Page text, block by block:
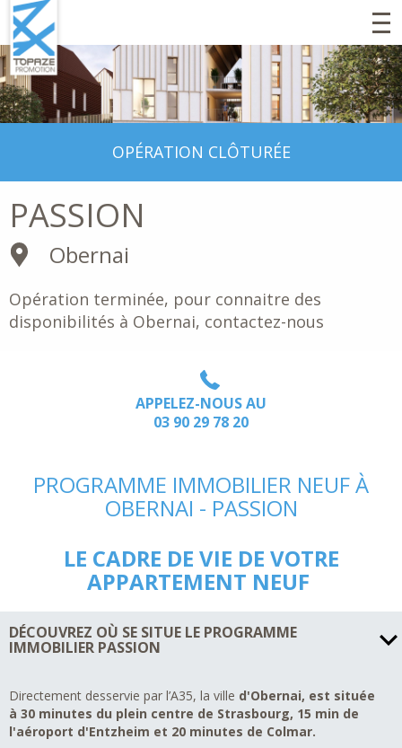
Aller
au
contenu
principal
OPÉRATION CLÔTURÉE
PASSION
Obernai
Opération terminée, pour connaitre des
disponibilités à Obernai, contactez-nous
APPELEZ-NOUS AU
03 90 29 78 20
PROGRAMME IMMOBILIER NEUF À
OBERNAI - PASSION
LE CADRE DE VIE DE VOTRE
APPARTEMENT NEUF
DÉCOUVREZ OÙ SE SITUE LE PROGRAMME
IMMOBILIER PASSION
Directement desservie par l’A35, la ville d'Obernai, est située
à 30 minutes du plein centre de Strasbourg, 15 min de
l'aéroport d'Entzheim et 20 minutes de Colmar.